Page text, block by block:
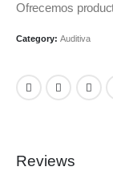
Ofrecemos
Category: Auditiva
Reviews